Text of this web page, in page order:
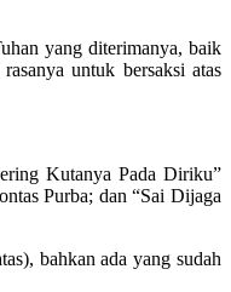
yang diterimanya, baik
untuk bersaksi atas
Kutanya Pada Diriku”
Purba; dan “Sai Dijaga
bahkan ada yang sudah